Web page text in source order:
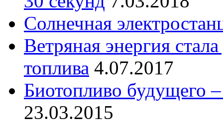
Солнечная
Ветряная энергия
топлива 4.07.2017
Биотопливо будущего
23.03.2015